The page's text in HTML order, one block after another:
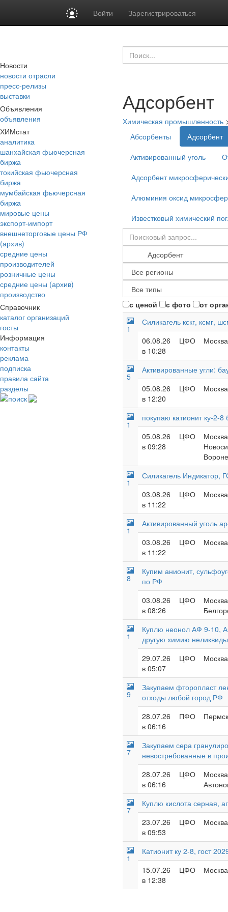
Войти Зарегистрироваться
Новости
новости отрасли
пресс-релизы
выставки
Объявления
объявления
ХИМстат
аналитика
шанхайская фьючерсная
биржа
токийская фьючерсная
биржа
мумбайская фьючерсная
биржа
мировые цены
экспорт-импорт
внешнеторговые цены РФ
(архив)
средние цены
производителей
розничные цены
средние цены (архив)
производство
Справочник
каталог организаций
госты
Информация
контакты
реклама
подписка
правила сайта
разделы
поиск
Адсорбент
Химическая промышленность
Абсорбенты
Адсорбент
Активированный уголь
Адсорбент
Алюминия оксид
Известковый химический
с ценой с фото от
1
Силикагель кскг, ксмг,
06.08.26
в 10:28
ЦФО
5
Активированные угли:
05.08.26
в 12:20
ЦФО
1
покупаю катионит ку-2-
05.08.26
в 09:28
ЦФО
1
Силикагель Индикатор,
03.08.26
в 11:22
ЦФО
1
Активированный уголь
03.08.26
в 11:22
ЦФО
8
Купим анионит,
по РФ
03.08.26
в 08:26
ЦФО
1
Куплю неонол АФ 9-10,
другую химию
29.07.26
в 05:07
ЦФО
9
Закупаем фторопласт
отходы любой город РФ
28.07.26
в 06:16
ПФО
7
Закупаем сера
невостребованные в
28.07.26
в 06:16
ЦФО
7
Куплю кислота серная,
23.07.26
в 09:53
ЦФО
1
Катионит ку 2-8, гост
15.07.26
в 12:38
ЦФО